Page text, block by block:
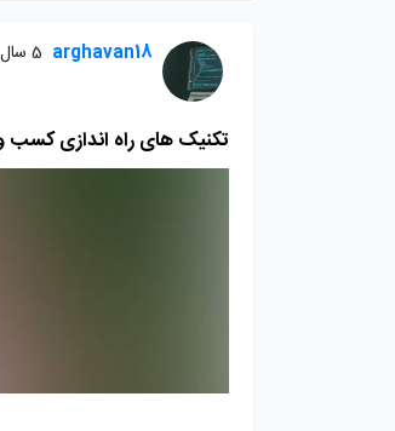
arghavan18 5 سال پیش
تکنیک های راه اندازی کسب و